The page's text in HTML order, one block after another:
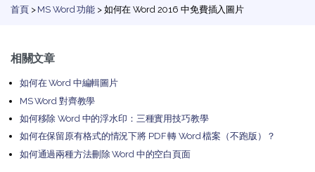
首頁> MS Word 功能 > 如何在 Word 2016 中免費插入圖片
相關文章
如何在 Word 中編輯圖片
MS Word 對齊教學
如何移除 Word 中的浮水印：三種實用技巧教學
如何在保留原有格式的情況下將 PDF 轉 Word 檔案（不跑版）？
如何通過兩種方法刪除 Word 中的空白頁面